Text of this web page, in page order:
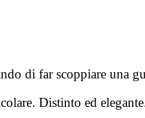
di far scoppiare una
Distinto ed